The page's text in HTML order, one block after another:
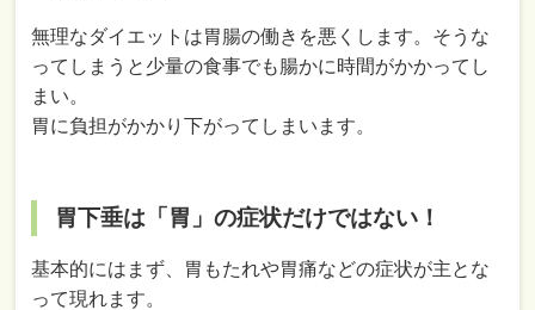
無理なダイエットは胃腸の働きを悪くします。そうな
ってしまうと少量の食事でも腸かに時間がかかってし
まい。
胃に負担がかかり下がってしまいます。
胃下垂は「胃」の症状だけではない！
基本的にはまず、胃もたれや胃痛などの症状が主とな
って現れます。